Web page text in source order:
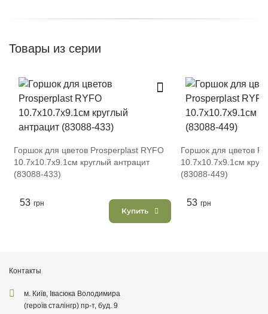
Товары из серии
Горшок для цветов Prosperplast RYFO
10.7х10.7х9.1см круглый антрацит
(83088-433)
53 грн
Купить
Горшок для цветов
10.7х10.7х9.1см
(83088-449)
53 грн
Контакты
м. Київ, Івасюка Володимира
(героїв сталінгр) пр-т, буд. 9